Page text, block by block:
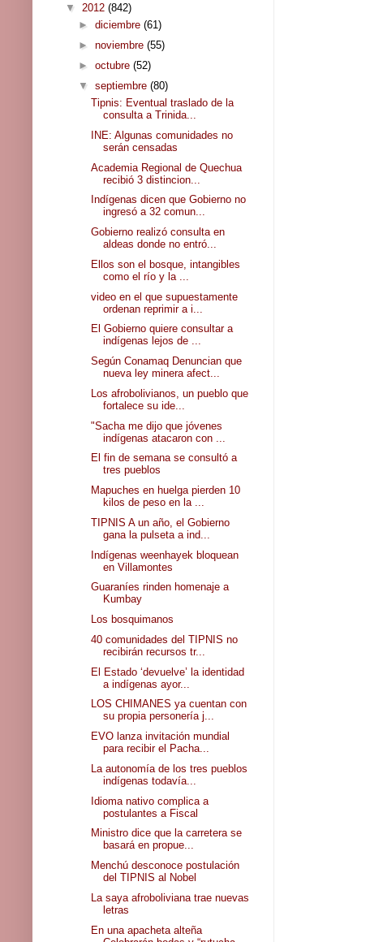
▼ 2012 (842)
► diciembre (61)
► noviembre (55)
► octubre (52)
▼ septiembre (80)
Tipnis: Eventual traslado de la
consulta a Trinida...
INE: Algunas comunidades no
serán censadas
Academia Regional de Quechua
recibió 3 distincion...
Indígenas dicen que Gobierno no
ingresó a 32 comun...
Gobierno realizó consulta en
aldeas donde no entró...
Ellos son el bosque, intangibles
como el río y la ...
video en el que supuestamente
ordenan reprimir a i...
El Gobierno quiere consultar a
indígenas lejos de ...
Según Conamaq Denuncian que
nueva ley minera afect...
Los afrobolivianos, un pueblo que
fortalece su ide...
"Sacha me dijo que jóvenes
indígenas atacaron con ...
El fin de semana se consultó a
tres pueblos
Mapuches en huelga pierden 10
kilos de peso en la ...
TIPNIS A un año, el Gobierno
gana la pulseta a ind...
Indígenas weenhayek bloquean
en Villamontes
Guaraníes rinden homenaje a
Kumbay
Los bosquimanos
40 comunidades del TIPNIS no
recibirán recursos tr...
El Estado ‘devuelve’ la identidad
a indígenas ayor...
LOS CHIMANES ya cuentan con
su propia personería j...
EVO lanza invitación mundial
para recibir el Pacha...
La autonomía de los tres pueblos
indígenas todavía...
Idioma nativo complica a
postulantes a Fiscal
Ministro dice que la carretera se
basará en propue...
Menchú desconoce postulación
del TIPNIS al Nobel
La saya afroboliviana trae nuevas
letras
En una apacheta alteña